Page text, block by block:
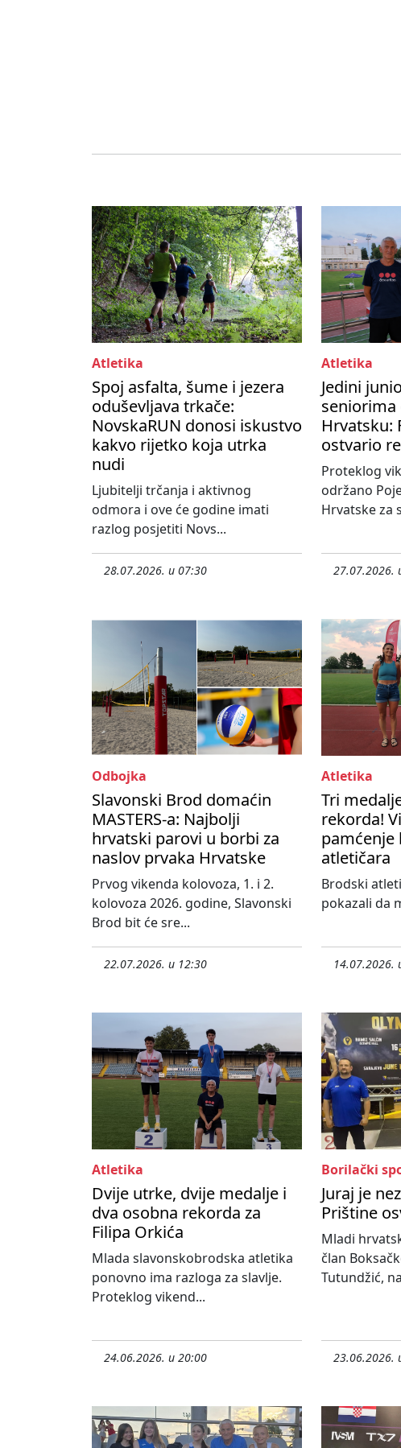
Atletika
Spoj asfalta, šume i jezera
oduševljava trkače:
NovskaRUN donosi iskustvo
kakvo rijetko koja utrka
nudi
Ljubitelji trčanja i aktivnog
odmora i ove će godine imati
razlog posjetiti Novs...
28.07.2026. u 07:30
Atletika
Jedini
seniorima
Hrvatsku:
ostvario
Proteklog
održano
Hrvatske za
27.07.2026.
Odbojka
Slavonski Brod domaćin
MASTERS-a: Najbolji
hrvatski parovi u borbi za
naslov prvaka Hrvatske
Prvog vikenda kolovoza, 1. i 2.
kolovoza 2026. godine, Slavonski
Brod bit će sre...
22.07.2026. u 12:30
Atletika
Tri
rekorda!
pamćenje
atletičara
Brodski
pokazali da
14.07.2026.
Atletika
Dvije utrke, dvije medalje i
dva osobna rekorda za
Filipa Orkića
Mlada slavonskobrodska atletika
ponovno ima razloga za slavlje.
Proteklog vikend...
24.06.2026. u 20:00
Borilački
Juraj je
Prištine
Mladi
član
Tutundžić,
23.06.2026.